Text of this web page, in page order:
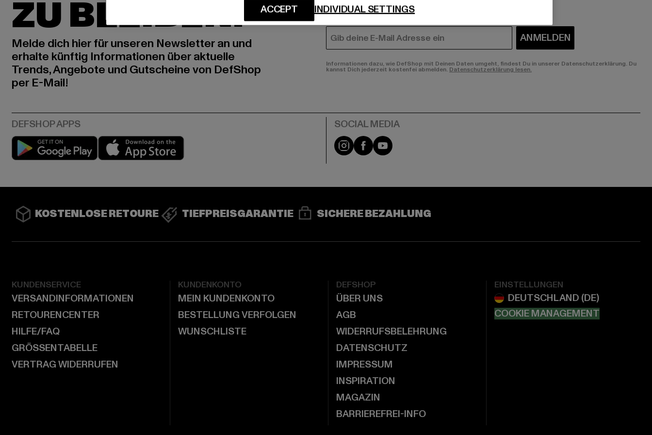
ZU BLEIBEN!
Melde dich hier für unseren Newsletter an und
erhalte künftig Informationen über aktuelle
Trends, Angebote und Gutscheine von DefShop
per E-Mail!
FRAUEN
E-MAIL ANMELDEN
Informationen dazu, wie DefShop mit Deinen Daten umgeht, findest Du in unserer Datenschutzerklärung. Du
kannst Dich jederzeit kostenfei abmelden. Datenschutzerklärung lesen.
Play market Instagram
FacebookYouTube
KOSTENLOSE RETOURE TIEFPREISGARANTIE SICHERE BEZAHLUNG
KUNDENSERVICE
VERSANDINFORMATIONEN
RETOURENCENTER
HILFE/FAQ
GRÖSSENTABELLE
VERTRAG WIDERRUFEN
KUNDENKONTO
MEIN KUNDENKONTO
BESTELLUNG VERFOLGEN
WUNSCHLISTE
DEFSHOP
ÜBER UNS
AGB
WIDERRUFSBELEHRUNG
DATENSCHUTZ
IMPRESSUM
INSPIRATION
MAGAZIN
BARRIEREFREI-INFO
EINSTELLUNGEN
COOKIE MANAGEMENT
INDIVIDUAL SETTINGS
ACCEPT